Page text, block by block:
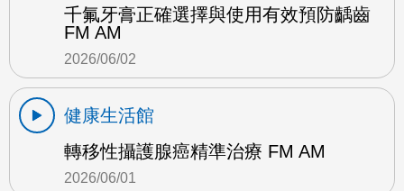
千氟牙膏正確選擇與使用有效預防齲齒
FM AM
2026/06/02
健康生活館
轉移性攝護腺癌精準治療 FM AM
2026/06/01